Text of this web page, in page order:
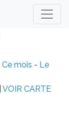
Ce mois - Le
VOIR CARTE